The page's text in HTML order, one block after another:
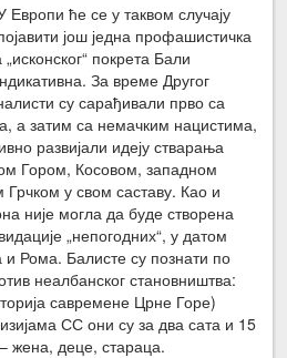
Европи ће се у таквом случају
још једна профашистичка
покрета Бали
За време Другог
су сарађивали прво са
а затим са немачким нацистима,
развијали идеју стварања
Гором, Косовом, западном
у свом саставу. Као и
није могла да буде створена
„непогодних“, у датом
и Рома. Балисте су познати по
неалбанског становништва:
савремене Црне Горе)
СС они су за два сата и 15
жена, деце, стараца.